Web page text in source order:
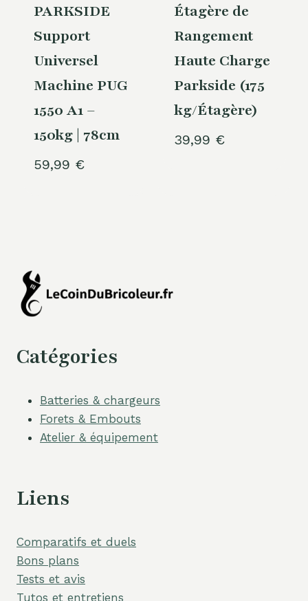
PARKSIDE
Support
Universel
Machine PUG
1550 A1 –
150kg | 78cm
59,99 €
Étagère de
Rangement
Haute Charge
Parkside (175
kg/Étagère)
39,99 €
Catégories
Batteries & chargeurs
Forets & Embouts
Atelier & équipement
Liens
Comparatifs et duels
Bons plans
Tests et avis
Tutos et entretiens